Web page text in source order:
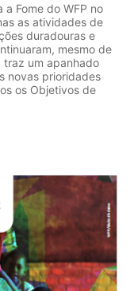
Fome do WFP no
as atividades de
duradouras e
mesmo de
traz um apanhado
novas prioridades
os Objetivos de